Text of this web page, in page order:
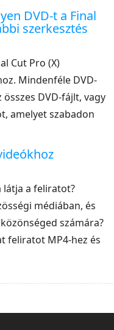
DVD-t a Final
szerkesztés
Cut Pro (X)
Mindenféle DVD-
DVD-fájlt, vagy
amelyet szabadon
a feliratot?
médiában, és
számára?
feliratot MP4-hez és